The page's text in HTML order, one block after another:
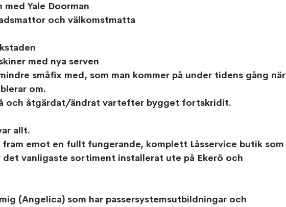
med Yale Doorman
och välkomstmatta
med nya serven
småfix med, som man kommer på under tidens gång när
om.
och åtgärdat/ändrat vartefter bygget fortskridit.
allt.
fram emot en fullt fungerande, komplett Låsservice butik som
det vanligaste sortiment installerat ute på Ekerö och
(Angelica) som har passersystemsutbildningar och